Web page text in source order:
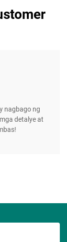
nagbago ng
detalye at